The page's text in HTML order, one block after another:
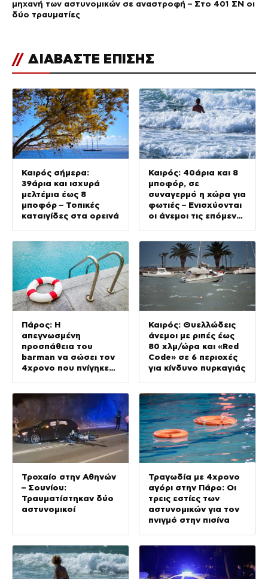
μηχανή των αστυνομικών σε αναστροφή – Στο 401 ΣΝ οι
δύο τραυματίες
// ΔΙΑΒΑΣΤΕ ΕΠΙΣΗΣ
Καιρός σήμερα:
39άρια και ισχυρά
μελτέμια έως 8
μποφόρ – Τοπικές
καταιγίδες στα ορεινά
Καιρός: 40άρια και 8
μποφόρ, σε
συναγερμό η χώρα για
φωτιές – Ενισχύονται
οι άνεμοι τις επόμενες
Πάρος: Η
απεγνωσμένη
προσπάθεια του
barman να σώσει τον
4χρονο που πνίγηκε
Καιρός: Θυελλώδεις
άνεμοι με ριπές έως
80 χλμ/ώρα και «Red
Code» σε 6 περιοχές
για κίνδυνο πυρκαγιάς
Τροχαίο στην Αθηνών
– Σουνίου:
Τραυματίστηκαν δύο
αστυνομικοί
Τραγωδία με 4χρονο
αγόρι στην Πάρο: Οι
τρεις εστίες των
αστυνομικών για τον
πνιγμό στην πισίνα